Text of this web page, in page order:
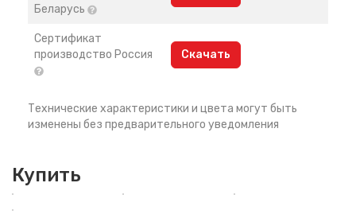
Беларусь
Сертификат
производство Россия
Скачать
Технические характеристики и цвета могут быть
изменены без предварительного уведомления
Купить